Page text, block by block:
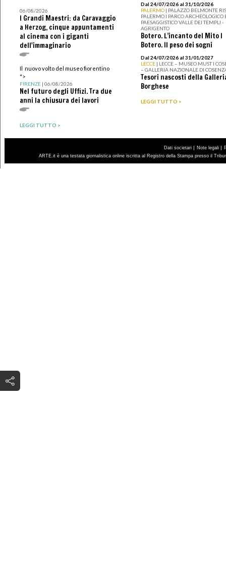
06/08/2026
I Grandi Maestri: da Caravaggio
a Herzog, cinque appuntamenti
al cinema con i giganti
dell'immaginario
Il nuovo volto del museo fiorentino
">
FIRENZE| 06/08/2026
Nel futuro degli Uffizi. Tra due
anni la chiusura dei lavori
LEGGI TUTTO >
Dal 24/07/2026 al 31/10/2026
PALERMO | PALAZZO BELMONTE
PALERMO I PARCO ARCHEOLOGICO
PAESAGGISTICO VALLE DEI TEMPLI -
AGRIGENTO
Botero. L’incanto del Mito I
Botero. Il peso dei sogni
Dal 24/07/2026 al 31/01/2027
LECCE | LECCE – MUSEO MUST I
– GALLERIA NAZIONALE DI
Tesori nascosti della
Borghese
LEGGI TUTTO >
Dati societari | Note legali |
ARTE.it è una testata giornalistica online iscritta al Registro della Stampa presso il